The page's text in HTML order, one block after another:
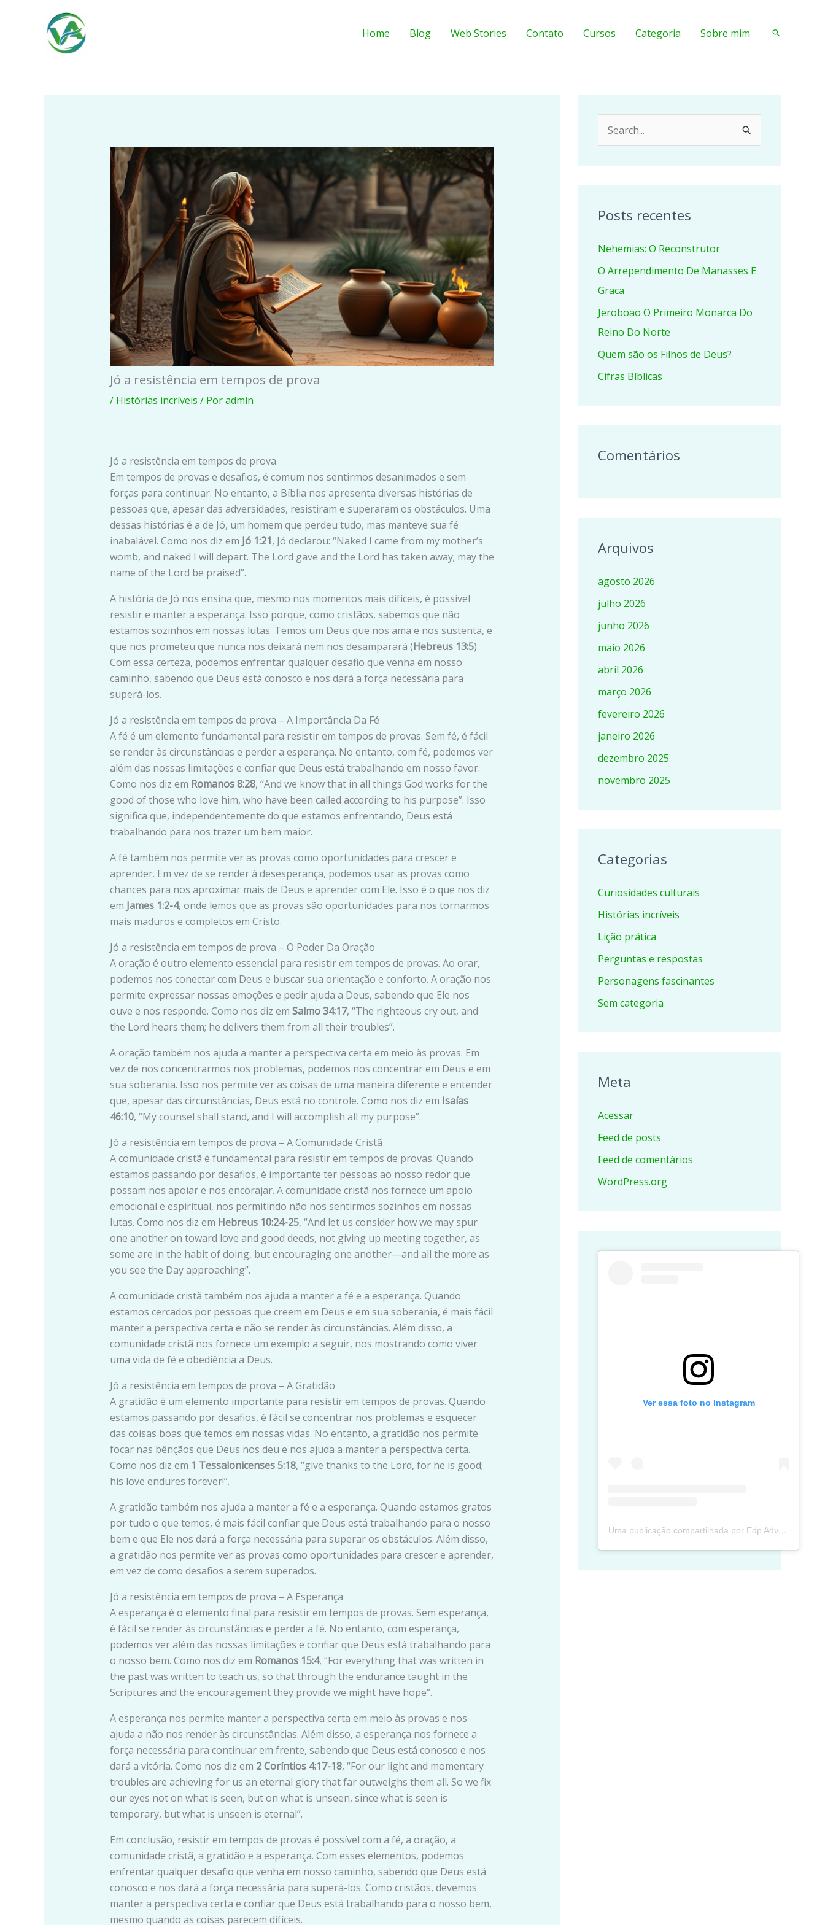
Home Blog Web Stories Contato Cursos Categoria Sobre mim Pesquisar
Jó a resistência em tempos de prova
/ Histórias incríveis / Poradmin
Jó a resistência em tempos de prova
Em tempos de provas e desafios, é comum nos sentirmos desanimados e sem
forças para continuar. No entanto, a Bíblia nos apresenta diversas histórias de
pessoas que, apesar das adversidades, resistiram e superaram os obstáculos. Uma
dessas histórias é a de Jó, um homem que perdeu tudo, mas manteve sua fé
inabalável. Como nos diz em Jó 1:21, Jó declarou: “Naked I came from my mother’s
womb, and naked I will depart. The Lord gave and the Lord has taken away; may the
name of the Lord be praised”.
A história de Jó nos ensina que, mesmo nos momentos mais difíceis, é possível
resistir e manter a esperança. Isso porque, como cristãos, sabemos que não
estamos sozinhos em nossas lutas. Temos um Deus que nos ama e nos sustenta, e
que nos prometeu que nunca nos deixará nem nos desamparará (Hebreus 13:5).
Com essa certeza, podemos enfrentar qualquer desafio que venha em nosso
caminho, sabendo que Deus está conosco e nos dará a força necessária para
superá-los.
Jó a resistência em tempos de prova – A Importância Da Fé
A fé é um elemento fundamental para resistir em tempos de provas. Sem fé, é fácil
se render às circunstâncias e perder a esperança. No entanto, com fé, podemos ver
além das nossas limitações e confiar que Deus está trabalhando em nosso favor.
Como nos diz em Romanos 8:28, “And we know that in all things God works for the
good of those who love him, who have been called according to his purpose”. Isso
significa que, independentemente do que estamos enfrentando, Deus está
trabalhando para nos trazer um bem maior.
A fé também nos permite ver as provas como oportunidades para crescer e
aprender. Em vez de se render à desesperança, podemos usar as provas como
chances para nos aproximar mais de Deus e aprender com Ele. Isso é o que nos diz
em James 1:2-4, onde lemos que as provas são oportunidades para nos tornarmos
mais maduros e completos em Cristo.
Jó a resistência em tempos de prova – O Poder Da Oração
A oração é outro elemento essencial para resistir em tempos de provas. Ao orar,
podemos nos conectar com Deus e buscar sua orientação e conforto. A oração nos
permite expressar nossas emoções e pedir ajuda a Deus, sabendo que Ele nos
ouve e nos responde. Como nos diz em Salmo 34:17, “The righteous cry out, and
the Lord hears them; he delivers them from all their troubles”.
A oração também nos ajuda a manter a perspectiva certa em meio às provas. Em
vez de nos concentrarmos nos problemas, podemos nos concentrar em Deus e em
sua soberania. Isso nos permite ver as coisas de uma maneira diferente e entender
que, apesar das circunstâncias, Deus está no controle. Como nos diz em Isaías
46:10, “My counsel shall stand, and I will accomplish all my purpose”.
Jó a resistência em tempos de prova – A Comunidade Cristã
A comunidade cristã é fundamental para resistir em tempos de provas. Quando
estamos passando por desafios, é importante ter pessoas ao nosso redor que
possam nos apoiar e nos encorajar. A comunidade cristã nos fornece um apoio
emocional e espiritual, nos permitindo não nos sentirmos sozinhos em nossas
lutas. Como nos diz em Hebreus 10:24-25, “And let us consider how we may spur
one another on toward love and good deeds, not giving up meeting together, as
some are in the habit of doing, but encouraging one another—and all the more as
you see the Day approaching”.
A comunidade cristã também nos ajuda a manter a fé e a esperança. Quando
estamos cercados por pessoas que creem em Deus e em sua soberania, é mais fácil
manter a perspectiva certa e não se render às circunstâncias. Além disso, a
comunidade cristã nos fornece um exemplo a seguir, nos mostrando como viver
uma vida de fé e obediência a Deus.
Jó a resistência em tempos de prova – A Gratidão
A gratidão é um elemento importante para resistir em tempos de provas. Quando
estamos passando por desafios, é fácil se concentrar nos problemas e esquecer
das coisas boas que temos em nossas vidas. No entanto, a gratidão nos permite
focar nas bênçãos que Deus nos deu e nos ajuda a manter a perspectiva certa.
Como nos diz em 1 Tessalonicenses 5:18, “give thanks to the Lord, for he is good;
his love endures forever!”.
A gratidão também nos ajuda a manter a fé e a esperança. Quando estamos gratos
por tudo o que temos, é mais fácil confiar que Deus está trabalhando para o nosso
bem e que Ele nos dará a força necessária para superar os obstáculos. Além disso,
a gratidão nos permite ver as provas como oportunidades para crescer e aprender,
em vez de como desafios a serem superados.
Jó a resistência em tempos de prova – A Esperança
A esperança é o elemento final para resistir em tempos de provas. Sem esperança,
é fácil se render às circunstâncias e perder a fé. No entanto, com esperança,
podemos ver além das nossas limitações e confiar que Deus está trabalhando para
o nosso bem. Como nos diz em Romanos 15:4, “For everything that was written in
the past was written to teach us, so that through the endurance taught in the
Scriptures and the encouragement they provide we might have hope”.
A esperança nos permite manter a perspectiva certa em meio às provas e nos
ajuda a não nos render às circunstâncias. Além disso, a esperança nos fornece a
força necessária para continuar em frente, sabendo que Deus está conosco e nos
dará a vitória. Como nos diz em 2 Coríntios 4:17-18, “For our light and momentary
troubles are achieving for us an eternal glory that far outweighs them all. So we fix
our eyes not on what is seen, but on what is unseen, since what is seen is
temporary, but what is unseen is eternal”.
Em conclusão, resistir em tempos de provas é possível com a fé, a oração, a
comunidade cristã, a gratidão e a esperança. Com esses elementos, podemos
enfrentar qualquer desafio que venha em nosso caminho, sabendo que Deus está
conosco e nos dará a força necessária para superá-los. Como cristãos, devemos
manter a perspectiva certa e confiar que Deus está trabalhando para o nosso bem,
mesmo quando as coisas parecem difíceis.
u
s
a
r
p
o
r
Posts recentes
Nehemias: O Reconstrutor
O Arrependimento De Manasses E
Graca
Jeroboao O Primeiro Monarca Do
Reino Do Norte
Quem são os Filhos de Deus?
Cifras Bíblicas
Comentários
Arquivos
agosto 2026
julho 2026
junho 2026
maio 2026
abril 2026
março 2026
fevereiro 2026
janeiro 2026
dezembro 2025
novembro 2025
Categorias
Curiosidades culturais
Histórias incríveis
Lição prática
Perguntas e respostas
Personagens fascinantes
Sem categoria
Meta
Acessar
Feed de posts
Feed de comentários
WordPress.org
Ver essa foto no Instagram
Uma publicação compartilhada por Edp Advec Posse (@edpadvecposse)